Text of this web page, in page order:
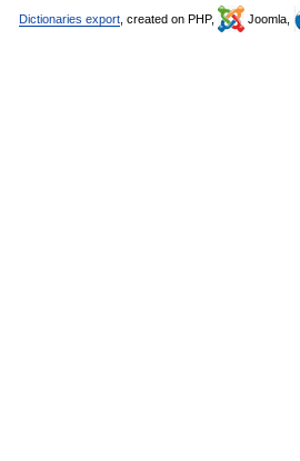
Dictionaries export , created on PHP, Joomla,